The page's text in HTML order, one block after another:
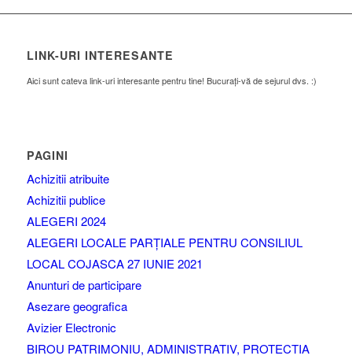
LINK-URI INTERESANTE
Aici sunt cateva link-uri interesante pentru tine! Bucurați-vă de sejurul dvs. :)
PAGINI
Achizitii atribuite
Achizitii publice
ALEGERI 2024
ALEGERI LOCALE PARȚIALE PENTRU CONSILIUL
LOCAL COJASCA 27 IUNIE 2021
Anunturi de participare
Asezare geografica
Avizier Electronic
BIROU PATRIMONIU, ADMINISTRATIV, PROTECTIA